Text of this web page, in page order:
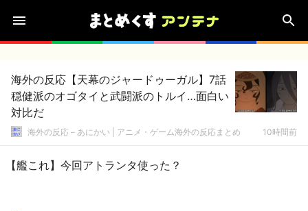
海外の反応【天幕のジャードゥーガル】7話
穏健派のオゴタイと武闘派のトルイ…面白い
対比だ
海外の反応 – あにかい | アニメ・ゲーム海外の反応まとめ 10時間前
【艦これ】今回アトランタ使った？